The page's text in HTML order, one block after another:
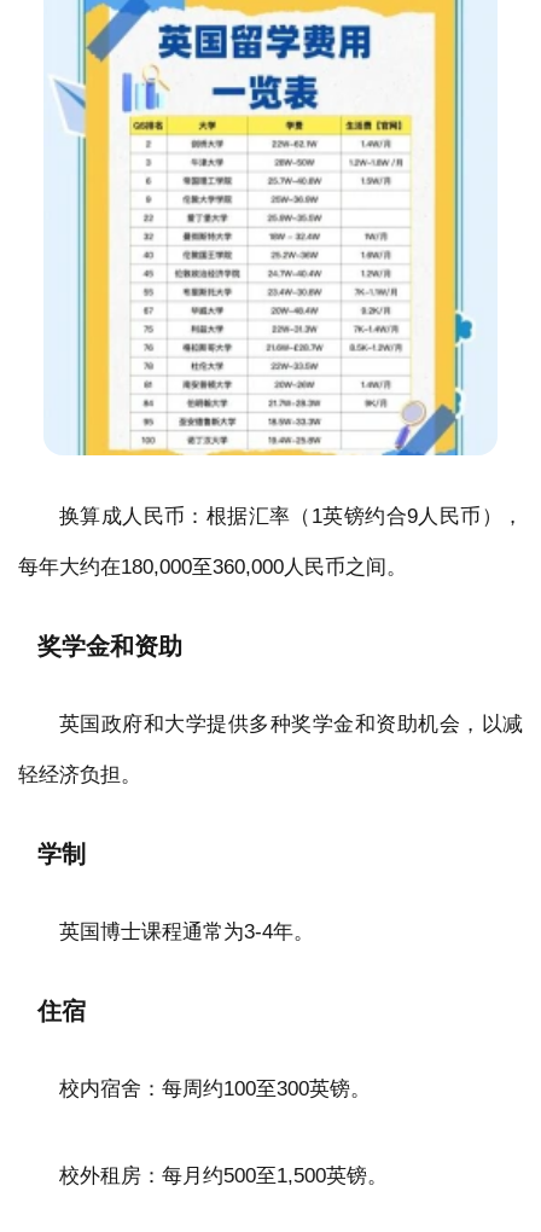
换算成人民币：根据汇率（1英镑约合9人民币），
每年大约在180,000至360,000人民币之间。
奖学金和资助
英国政府和大学提供多种奖学金和资助机会，以减
轻经济负担。
学制
英国博士课程通常为3-4年。
住宿
校内宿舍：每周约100至300英镑。
校外租房：每月约500至1,500英镑。